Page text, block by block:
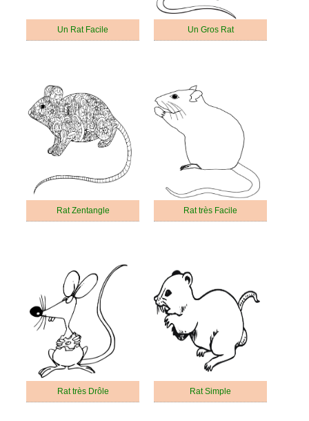
Un Rat Facile Un Gros Rat
Rat Zentangle Rat très Facile
Rat très Drôle Rat Simple